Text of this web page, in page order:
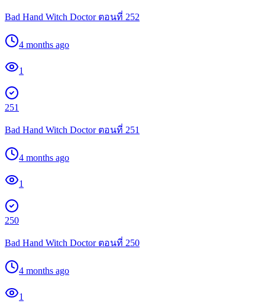
Bad Hand Witch Doctor ตอนที่ 252
4 months ago
1
251
Bad Hand Witch Doctor ตอนที่ 251
4 months ago
1
250
Bad Hand Witch Doctor ตอนที่ 250
4 months ago
1